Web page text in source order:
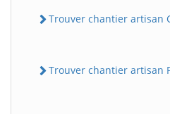
Trouver chantier artisan
Trouver chantier artisan